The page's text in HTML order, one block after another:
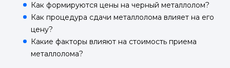
Как формируются цены на черный металлолом?
Как процедура сдачи металлолома влияет на его
цену?
Какие факторы влияют на стоимость приема
металлолома?